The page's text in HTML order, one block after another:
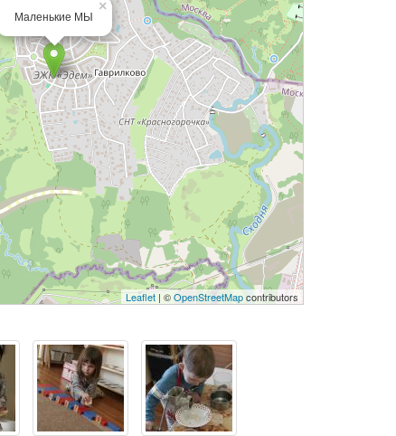
×
Маленькие МЫ
Leaflet | ©OpenStreetMapcontributors